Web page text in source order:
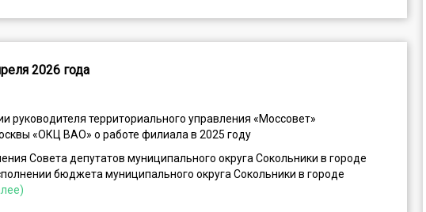
2026 года
территориального управления «Моссовет»
«ОКЦ ВАО» о работе филиала в 2025 году
Совета депутатов муниципального округа Сокольники в городе
бюджета муниципального округа Сокольники в городе